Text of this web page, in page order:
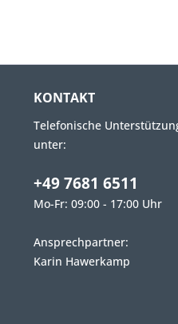
KONTAKT
Telefonische
unter:
+49 7681 6511
Mo-Fr: 09:00 - 17:00 Uhr
Ansprechpartner:
Karin Hawerkamp